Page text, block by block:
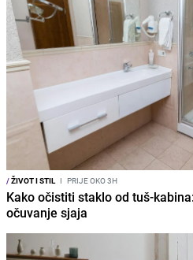
/ŽIVOT I STIL I PRIJE OKO 3H
Kako očistiti staklo od tuš-
očuvanje sjaja